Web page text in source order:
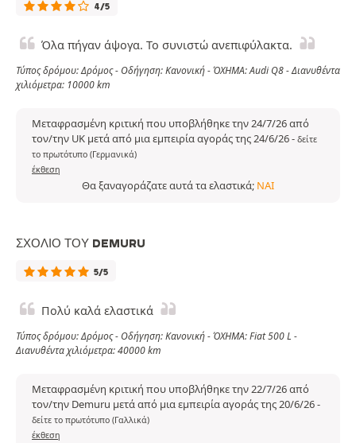
4/5
Όλα πήγαν άψογα. Το συνιστώ ανεπιφύλακτα.
Τύπος δρόμου: Δρόμος - Οδήγηση: Κανονική - ΌΧΗΜΑ: Audi Q8 - Διανυθέντα
χιλιόμετρα: 10000 km
Μεταφρασμένη κριτική που υποβλήθηκε την 24/7/26 από
τον/την UK μετά από μια εμπειρία αγοράς της 24/6/26- δείτε
το πρωτότυπο (Γερμανικά)
έκθεση
Θα ξαναγοράζατε αυτά τα ελαστικά; ΝΑΙ
ΣΧΌΛΙΟ ΤΟΥ DEMURU
5/5
Πολύ καλά ελαστικά
Τύπος δρόμου: Δρόμος - Οδήγηση: Κανονική - ΌΧΗΜΑ: Fiat 500 L -
Διανυθέντα χιλιόμετρα: 40000 km
Μεταφρασμένη κριτική που υποβλήθηκε την 22/7/26 από
τον/την Demuru μετά από μια εμπειρία αγοράς της 20/6/26-
δείτε το πρωτότυπο (Γαλλικά)
έκθεση